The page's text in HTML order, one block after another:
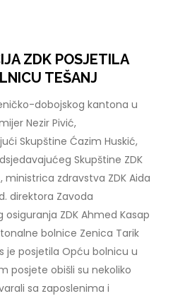
ZDK POSJETILA
TEŠANJ
dobojskog kantona u
Nezir Pivić,
Skupštine Ćazim Huskić,
Skupštine ZDK
ministrica zdravstva ZDK Aida
direktora Zavoda
osiguranja ZDK Ahmed Kasap
bolnice Zenica Tarik
je posjetila Opću bolnicu u
posjete obišli su nekoliko
sa zaposlenima i